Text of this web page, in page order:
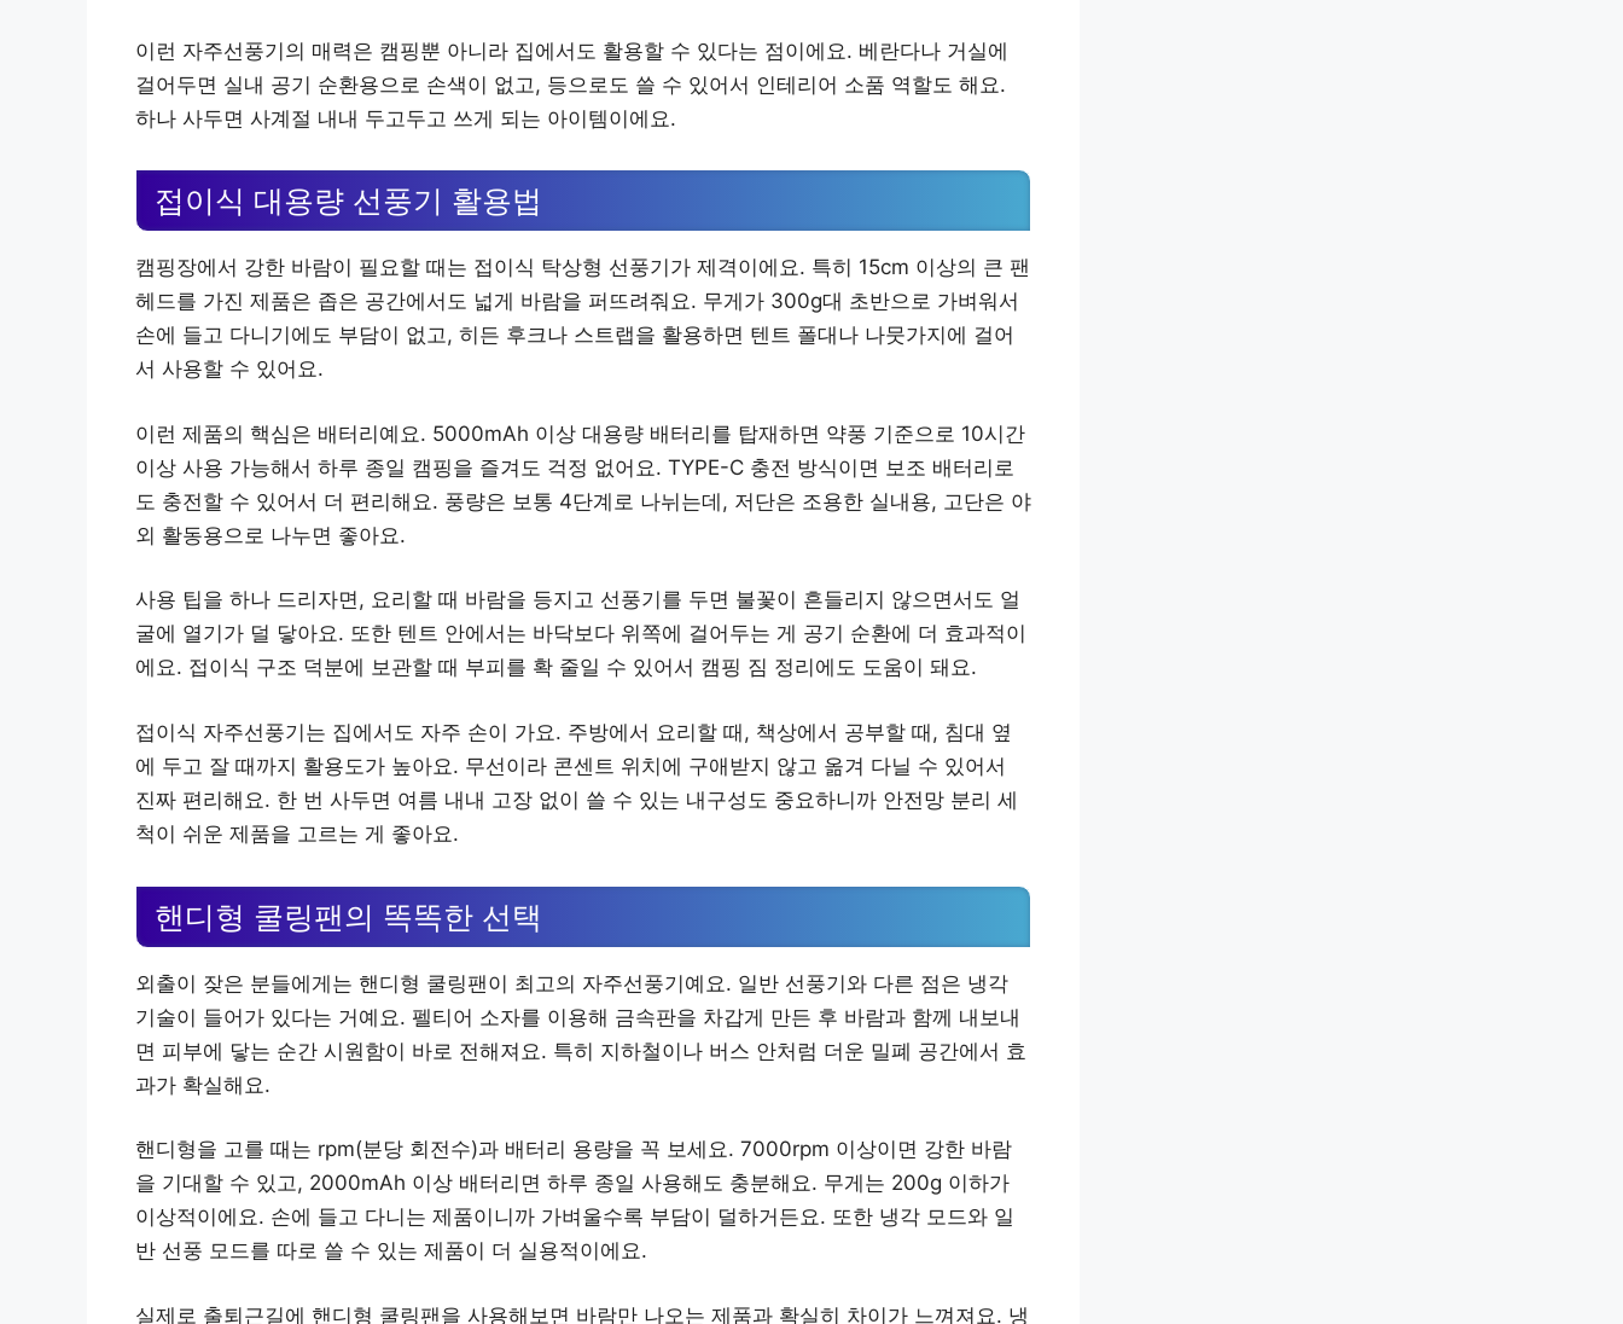
이런 자주선풍기의 매력은 캠핑뿐 아니라 집에서도 활용할 수 있다는 점이에요. 베란다나 거실에
걸어두면 실내 공기 순환용으로 손색이 없고, 등으로도 쓸 수 있어서 인테리어 소품 역할도 해요.
하나 사두면 사계절 내내 두고두고 쓰게 되는 아이템이에요.
접이식 대용량 선풍기 활용법
캠핑장에서 강한 바람이 필요할 때는 접이식 탁상형 선풍기가 제격이에요. 특히 15cm 이상의 큰 팬
헤드를 가진 제품은 좁은 공간에서도 넓게 바람을 퍼뜨려줘요. 무게가 300g대 초반으로 가벼워서
손에 들고 다니기에도 부담이 없고, 히든 후크나 스트랩을 활용하면 텐트 폴대나 나뭇가지에 걸어
서 사용할 수 있어요.
이런 제품의 핵심은 배터리예요. 5000mAh 이상 대용량 배터리를 탑재하면 약풍 기준으로 10시간
이상 사용 가능해서 하루 종일 캠핑을 즐겨도 걱정 없어요. TYPE-C 충전 방식이면 보조 배터리로
도 충전할 수 있어서 더 편리해요. 풍량은 보통 4단계로 나뉘는데, 저단은 조용한 실내용, 고단은 야
외 활동용으로 나누면 좋아요.
사용 팁을 하나 드리자면, 요리할 때 바람을 등지고 선풍기를 두면 불꽃이 흔들리지 않으면서도 얼
굴에 열기가 덜 닿아요. 또한 텐트 안에서는 바닥보다 위쪽에 걸어두는 게 공기 순환에 더 효과적이
에요. 접이식 구조 덕분에 보관할 때 부피를 확 줄일 수 있어서 캠핑 짐 정리에도 도움이 돼요.
접이식 자주선풍기는 집에서도 자주 손이 가요. 주방에서 요리할 때, 책상에서 공부할 때, 침대 옆
에 두고 잘 때까지 활용도가 높아요. 무선이라 콘센트 위치에 구애받지 않고 옮겨 다닐 수 있어서
진짜 편리해요. 한 번 사두면 여름 내내 고장 없이 쓸 수 있는 내구성도 중요하니까 안전망 분리 세
척이 쉬운 제품을 고르는 게 좋아요.
핸디형 쿨링팬의 똑똑한 선택
외출이 잦은 분들에게는 핸디형 쿨링팬이 최고의 자주선풍기예요. 일반 선풍기와 다른 점은 냉각
기술이 들어가 있다는 거예요. 펠티어 소자를 이용해 금속판을 차갑게 만든 후 바람과 함께 내보내
면 피부에 닿는 순간 시원함이 바로 전해져요. 특히 지하철이나 버스 안처럼 더운 밀폐 공간에서 효
과가 확실해요.
핸디형을 고를 때는 rpm(분당 회전수)과 배터리 용량을 꼭 보세요. 7000rpm 이상이면 강한 바람
을 기대할 수 있고, 2000mAh 이상 배터리면 하루 종일 사용해도 충분해요. 무게는 200g 이하가
이상적이에요. 손에 들고 다니는 제품이니까 가벼울수록 부담이 덜하거든요. 또한 냉각 모드와 일
반 선풍 모드를 따로 쓸 수 있는 제품이 더 실용적이에요.
실제로 출퇴근길에 핸디형 쿨링팬을 사용해보면 바람만 나오는 제품과 확실히 차이가 느껴져요. 냉